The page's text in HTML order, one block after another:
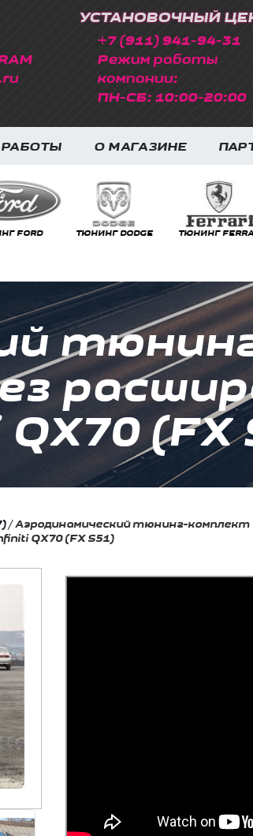
УСТАНОВОЧНЫЙ
+7 (911) 941-94-31
Режим работы
компании:
ПН-СБ: 10:00-20:00
О МАГАЗИНЕ
FORD ТЮНИНГ DODGE ТЮНИНГ
(FX
/Аэродинамический тюнинг-комплект
QX70 (FX S51)